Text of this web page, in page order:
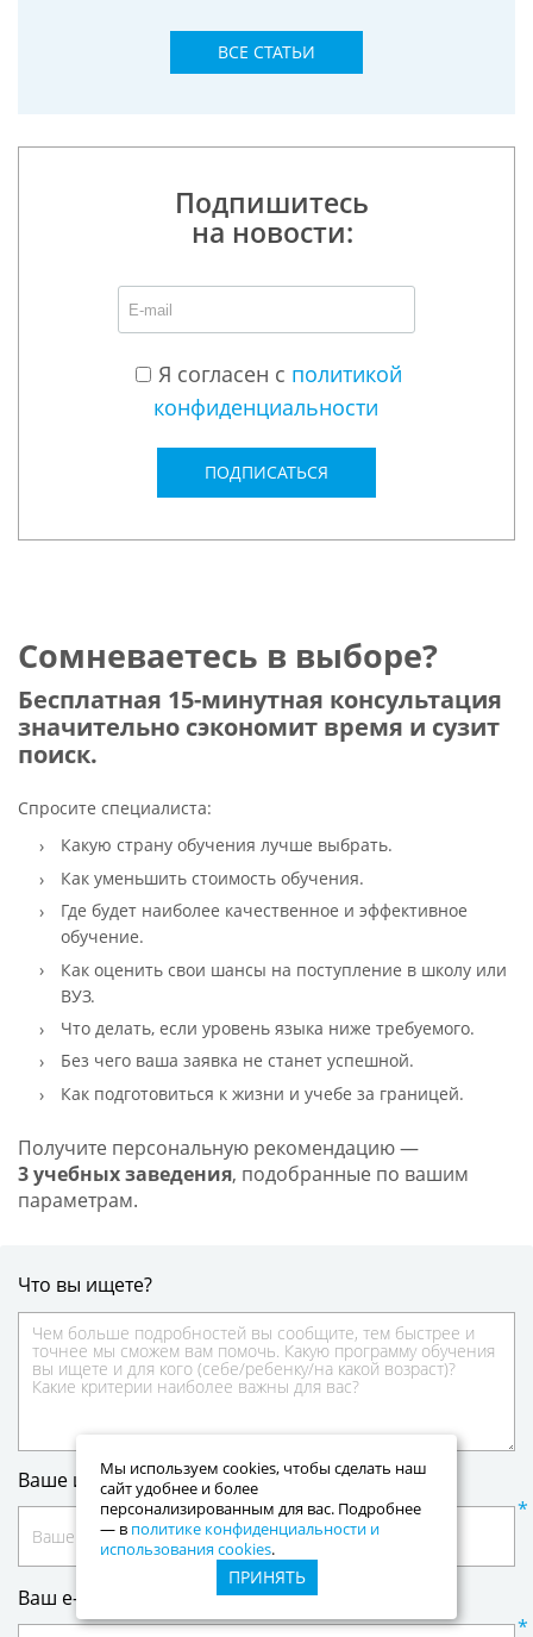
ВСЕ СТАТЬИ
Подпишитесь
на новости:
Я согласен с политикой
конфиденциальности
ПОДПИСАТЬСЯ
Сомневаетесь в выборе?
Бесплатная 15-минутная консультация
значительно сэкономит время и сузит
поиск.
Спросите специалиста:
Какую страну обучения лучше выбрать.
Как уменьшить стоимость обучения.
Где будет наиболее качественное и эффективное
обучение.
Как оценить свои шансы на поступление в школу или
ВУЗ.
Что делать, если уровень языка ниже требуемого.
Без чего ваша заявка не станет успешной.
Как подготовиться к жизни и учебе за границей.
Получите персональную рекомендацию —
3 учебных заведения, подобранные по вашим
параметрам.
Что вы ищете?
Ваше имя:
Ваш e-mail:
Мы используем cookies, чтобы сделать наш
сайт удобнее и более
персонализированным для вас. Подробнее
— в политике конфиденциальности и
использования cookies.
ПРИНЯТЬ